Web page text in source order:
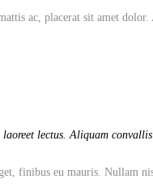
ac, placerat sit amet
lectus. Aliquam
finibus eu mauris. Nullam